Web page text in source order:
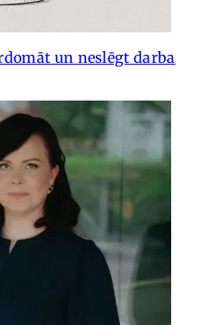
un neslēgt darba